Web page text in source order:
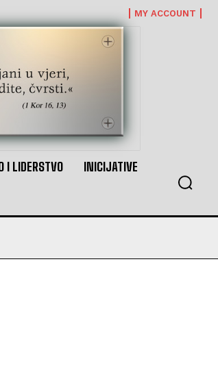
MY ACCOUNT
I LIDERSTVO INICIJATIVE